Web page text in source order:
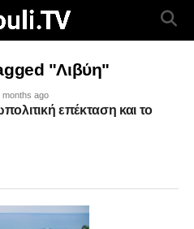
"Λιβύη"
months ago
επέκταση και το